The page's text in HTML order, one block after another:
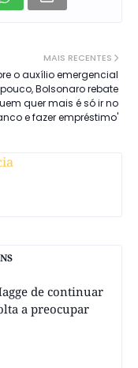
MAIS RECENTES
o auxílio emergencial
pouco, Bolsonaro rebate
quer mais é só ir no
e fazer empréstimo'
de continuar
a preocupar